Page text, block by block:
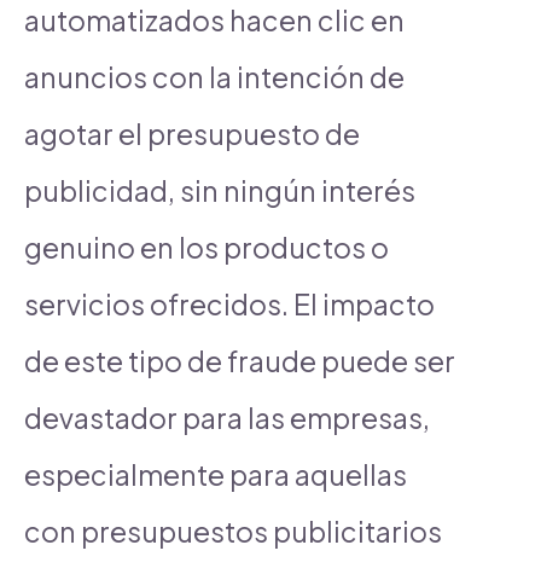
automatizados hacen clic en
anuncios con la intención de
agotar el presupuesto de
publicidad, sin ningún interés
genuino en los productos o
servicios ofrecidos. El impacto
de este tipo de fraude puede ser
devastador para las empresas,
especialmente para aquellas
con presupuestos publicitarios